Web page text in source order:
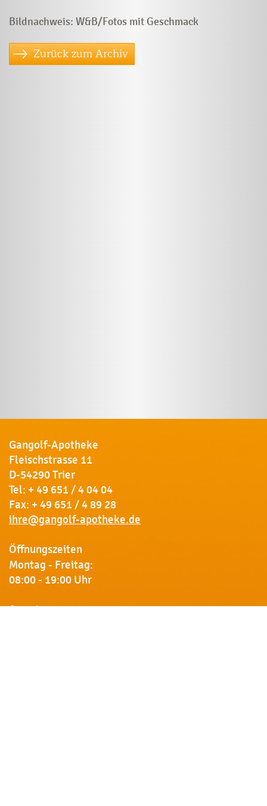
Bildnachweis: W&B/Fotos mit Geschmack
Zurück zum Archiv
Gangolf-Apotheke
Fleischstrasse 11
D-54290 Trier
Tel: + 49 651 / 4 04 04
Fax: + 49 651 / 4 89 28
ihre@gangolf-apotheke.de
Öffnungszeiten
Montag - Freitag:
08:00 - 19:00 Uhr
Samstag: